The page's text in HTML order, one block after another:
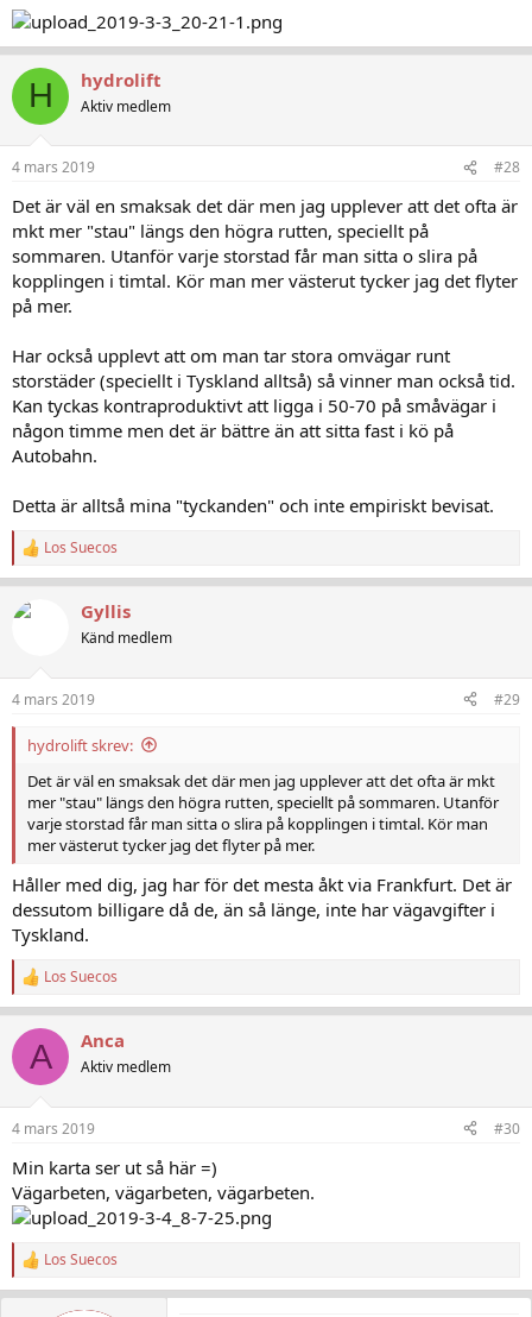
alternativ, är att boka samma dag när man vet var det är praktiskt
att stanna och då söka hotell på nätet, t.ex. via Trivago.
Trevlig resa
Tommy
H hydrolift
Aktiv medlem
4 mars 2019 #28
Det är väl en smaksak det där men jag upplever att det ofta är
mkt mer "stau" längs den högra rutten, speciellt på
sommaren. Utanför varje storstad får man sitta o slira på
kopplingen i timtal. Kör man mer västerut tycker jag det flyter
på mer.
Har också upplevt att om man tar stora omvägar runt
storstäder (speciellt i Tyskland alltså) så vinner man också tid.
Kan tyckas kontraproduktivt att ligga i 50-70 på småvägar i
någon timme men det är bättre än att sitta fast i kö på
Autobahn.
Detta är alltså mina "tyckanden" och inte empiriskt bevisat.
R
e
c
s
Los Suecos
Gyllis
Känd medlem
4 mars 2019 #29
hydrolift skrev:
Det är väl en smaksak det där men jag upplever att det ofta är mkt
mer "stau" längs den högra rutten, speciellt på sommaren. Utanför
varje storstad får man sitta o slira på kopplingen i timtal. Kör man
mer västerut tycker jag det flyter på mer.
Håller med dig, jag har för det mesta åkt via Frankfurt. Det är
dessutom billigare då de, än så länge, inte har vägavgifter i
Tyskland.
R
e
c
i
s
Los Suecos
A Anca
Aktiv medlem
4 mars 2019 #30
Min karta ser ut så här =)
Vägarbeten, vägarbeten, vägarbeten.
R
e
a
Los Suecos